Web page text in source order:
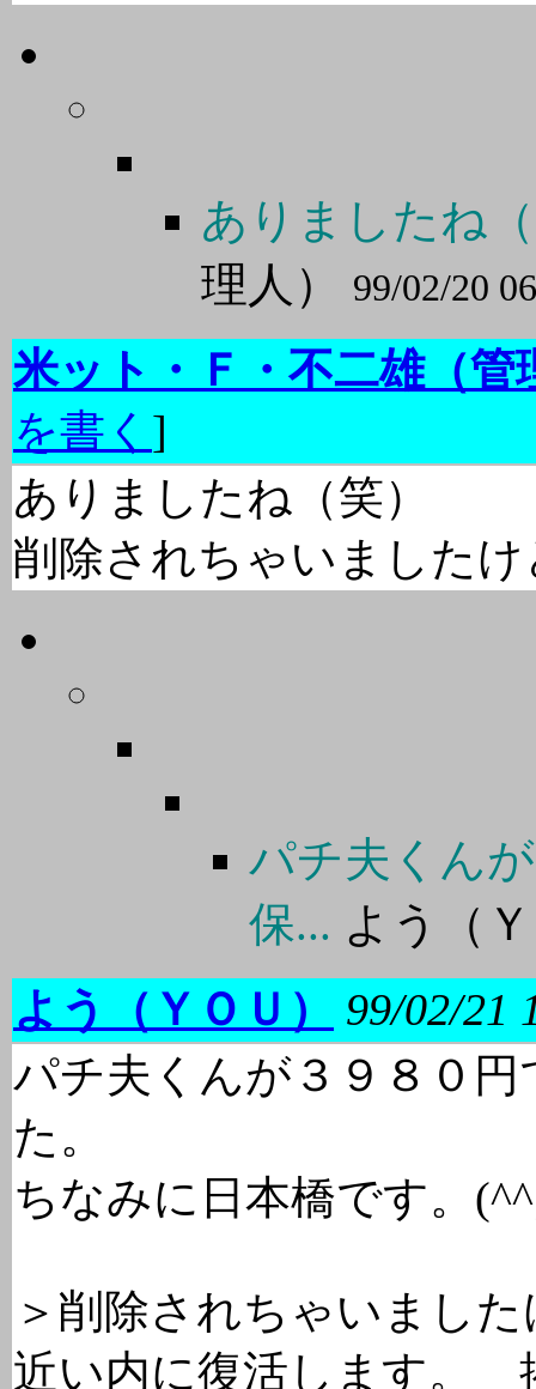
ありましたね
理人）
99/02/20
米ット・Ｆ・不二雄（管
を書く ]
ありましたね（笑）
削除されちゃいましたけ
パチ夫くん
保... よう（
よう（ＹＯＵ）
99/02/21
パチ夫くんが３９８０
た。
ちなみに日本橋です。
＞削除されちゃいまし
近い内に復活します。